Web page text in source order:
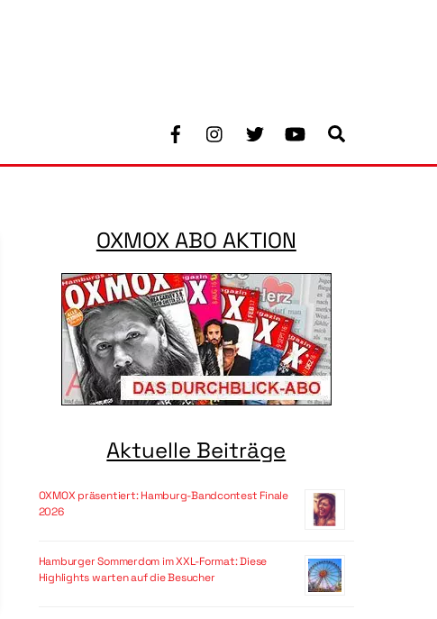
Facebook Youtube
OXMOX ABO AKTION
Aktuelle Beiträge
OXMOX präsentiert: Hamburg-Bandcontest Finale
2026
Hamburger Sommerdom im XXL-Format: Diese
Highlights warten auf die Besucher